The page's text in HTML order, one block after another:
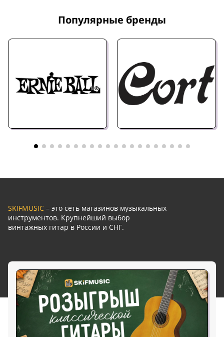
Популярные бренды
SKIFMUSIC – это сеть магазинов музыкальных
инструментов. Крупнейший выбор
винтажных гитар в России и СНГ.